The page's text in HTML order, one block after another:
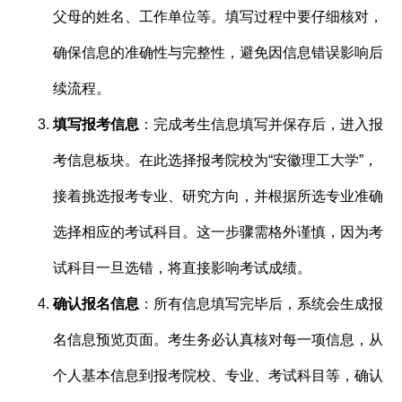
父母的姓名、工作单位等。填写过程中要仔细核对，
确保信息的准确性与完整性，避免因信息错误影响后
续流程。
填写报考信息 ：完成考生信息填写并保存后，进入报
考信息板块。在此选择报考院校为“安徽理工大学”，
接着挑选报考专业、研究方向，并根据所选专业准确
选择相应的考试科目。这一步骤需格外谨慎，因为考
试科目一旦选错，将直接影响考试成绩。
确认报名信息 ：所有信息填写完毕后，系统会生成报
名信息预览页面。考生务必认真核对每一项信息，从
个人基本信息到报考院校、专业、考试科目等，确认